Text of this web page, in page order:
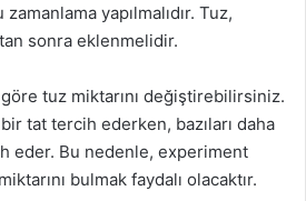
yapılmalıdır. Tuz,
sonra eklenmelidir.
göre tuz miktarını değiştirebilirsiniz.
tat tercih ederken, bazıları daha
eder. Bu nedenle, experiment
bulmak faydalı olacaktır.